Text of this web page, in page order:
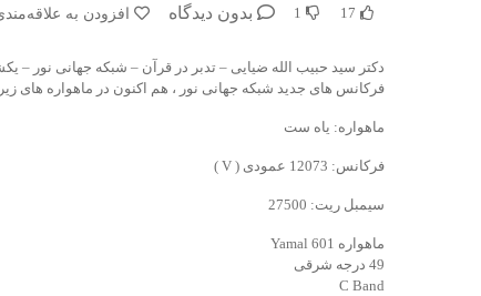
17
1 بدون دیدگاه افزودن به
دکتر سید حبیب الله ضیایی – تدبر در قرآن – شبکه جهانی نور – یکشنبه، ۷
فرکانس های جدید شبکه جهانی نور ، هم اکنون در ماهواره های
ماهواره: یاه ست
فرکانس: 12073 عمودی ( V )
سیمبل ریت: 27500
ماهواره Yamal 601
49 درجه شرقی
C Band